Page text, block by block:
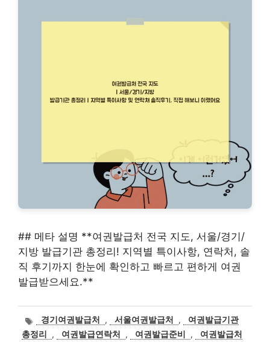
## 메타 설명 **여권발급처 전국 지도, 서울/경기/
지방 발급기관 총정리! 지역별 특이사항, 연락처, 솔
직 후기까지 한눈에 확인하고 빠르고 편하게 여권
발급받으세요.**
태
그
경기여권발급처 , 서울여권발급처 ,
여권발급기관
총정리
, 여권발급연락처 , 여권발급준비 ,
여권발급처